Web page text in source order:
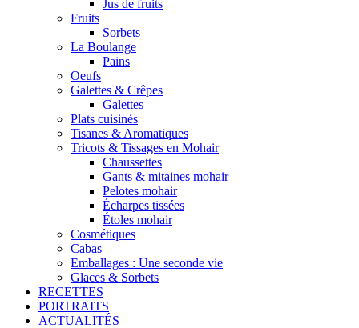
Jus de fruits
Fruits
Sorbets
La Boulange
Pains
Oeufs
Galettes & Crêpes
Galettes
Plats cuisinés
Tisanes & Aromatiques
Tricots & Tissages en Mohair
Chaussettes
Gants & mitaines mohair
Pelotes mohair
Écharpes tissées
Étoles mohair
Cosmétiques
Cabas
Emballages : Une seconde vie
Glaces & Sorbets
RECETTES
PORTRAITS
ACTUALITÉS